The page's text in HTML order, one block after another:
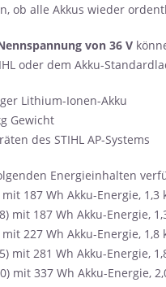
ob alle Akkus wieder
von 36 V
oder dem Akku-
Lithium-Ionen-Akku
Gewicht
des STIHL AP-Systems
Energieinhalten
187 Wh Akku-Energie, 1,3
mit 187 Wh Akku-Energie,
227 Wh Akku-Energie, 1,8
mit 281 Wh Akku-Energie,
mit 337 Wh Akku-Energie,